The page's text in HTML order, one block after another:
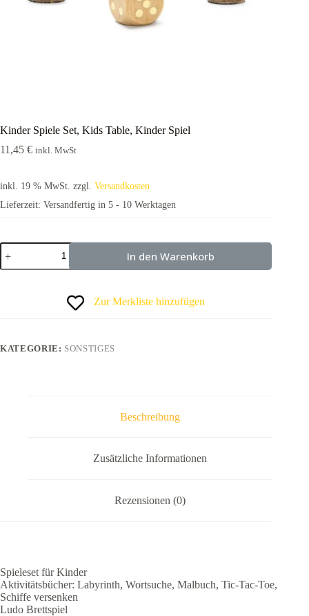
Kinder Spiele Set, Kids Table, Kinder Spiel
11,45 € inkl. MwSt
inkl. 19 % MwSt. zzgl. Versandkosten
Lieferzeit: Versandfertig in 5 - 10 Werktagen
In den Warenkorb
Zur Merkliste hinzufügen
KATEGORIE: SONSTIGES
Beschreibung
Zusätzliche Informationen
Rezensionen (0)
Spieleset für Kinder
Aktivitätsbücher: Labyrinth, Wortsuche, Malbuch, Tic-Tac-Toe,
Schiffe versenken
Ludo Brettspiel